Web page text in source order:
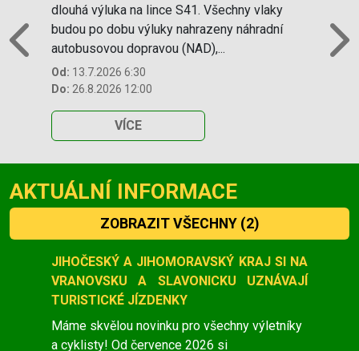
dlouhá výluka na lince S41. Všechny vlaky
budou po dobu výluky nahrazeny náhradní
autobusovou dopravou (NAD),...
Od: 13.7.2026 6:30
Do: 26.8.2026 12:00
VÍCE
Previous
AKTUÁLNÍ INFORMACE
ZOBRAZIT VŠECHNY (2)
Slide 1 of 2
JIHOČESKÝ A JIHOMORAVSKÝ KRAJ SI NA
VRANOVSKU A SLAVONICKU UZNÁVAJÍ
TURISTICKÉ JÍZDENKY
Máme skvělou novinku pro všechny výletníky
a cyklisty! Od července 2026 si